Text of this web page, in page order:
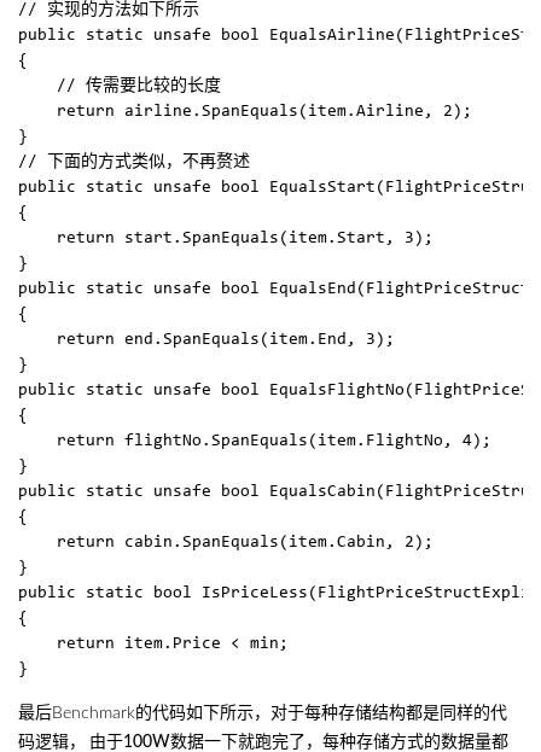
// 实现的方法如下所示
public static unsafe bool
{
    // 传需要比较的长度
    return airline.SpanEquals(item.Airline, 2);
}
// 下面的方式类似，不再赘述
public static unsafe bool
{
    return start.SpanEquals(item.Start, 3);
}
public static unsafe bool
{
    return end.SpanEquals(item.End, 3);
}
public static unsafe bool
{
    return flightNo.SpanEquals(item.FlightNo, 4);
}
public static unsafe bool
{
    return cabin.SpanEquals(item.Cabin, 2);
}
public static bool
{
    return item.Price < min;
最后Benchmark的代码如下所示，对于每种存储结构都是同样的代
码逻辑，
由于100W数据一下就跑完了，每种存储方式的数据量都